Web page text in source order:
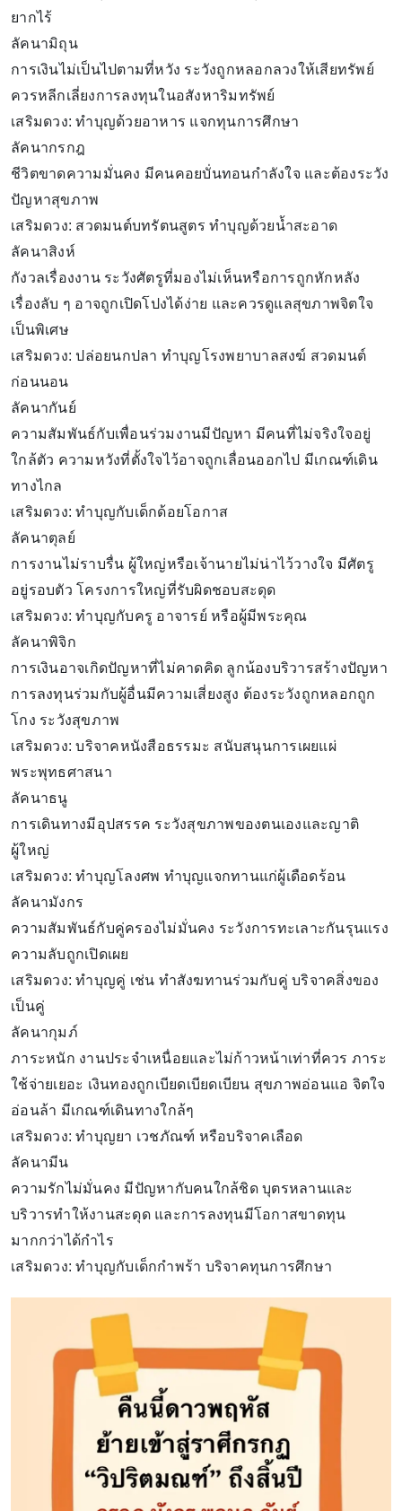
ยากไร้
ลัคนามิถุน
การเงินไม่เป็นไปตามที่หวัง ระวังถูกหลอกลวงให้เสียทรัพย์
ควรหลีกเลี่ยงการลงทุนในอสังหาริมทรัพย์
เสริมดวง: ทำบุญด้วยอาหาร แจกทุนการศึกษา
ลัคนากรกฎ
ชีวิตขาดความมั่นคง มีคนคอยบั่นทอนกำลังใจ และต้องระวัง
ปัญหาสุขภาพ
เสริมดวง: สวดมนต์บทรัตนสูตร ทำบุญด้วยน้ำสะอาด
ลัคนาสิงห์
กังวลเรื่องงาน ระวังศัตรูที่มองไม่เห็นหรือการถูกหักหลัง
เรื่องลับ ๆ อาจถูกเปิดโปงได้ง่าย และควรดูแลสุขภาพจิตใจ
เป็นพิเศษ
เสริมดวง: ปล่อยนกปลา ทำบุญโรงพยาบาลสงฆ์ สวดมนต์
ก่อนนอน
ลัคนากันย์
ความสัมพันธ์กับเพื่อนร่วมงานมีปัญหา มีคนที่ไม่จริงใจอยู่
ใกล้ตัว ความหวังที่ตั้งใจไว้อาจถูกเลื่อนออกไป มีเกณฑ์เดิน
ทางไกล
เสริมดวง: ทำบุญกับเด็กด้อยโอกาส
ลัคนาตุลย์
การงานไม่ราบรื่น ผู้ใหญ่หรือเจ้านายไม่น่าไว้วางใจ มีศัตรู
อยู่รอบตัว โครงการใหญ่ที่รับผิดชอบสะดุด
เสริมดวง: ทำบุญกับครู อาจารย์ หรือผู้มีพระคุณ
ลัคนาพิจิก
การเงินอาจเกิดปัญหาที่ไม่คาดคิด ลูกน้องบริวารสร้างปัญหา
การลงทุนร่วมกับผู้อื่นมีความเสี่ยงสูง ต้องระวังถูกหลอกถูก
โกง ระวังสุขภาพ
เสริมดวง: บริจาคหนังสือธรรมะ สนับสนุนการเผยแผ่
พระพุทธศาสนา
ลัคนาธนู
การเดินทางมีอุปสรรค ระวังสุขภาพของตนเองและญาติ
ผู้ใหญ่
เสริมดวง: ทำบุญโลงศพ ทำบุญแจกทานแก่ผู้เดือดร้อน
ลัคนามังกร
ความสัมพันธ์กับคู่ครองไม่มั่นคง ระวังการทะเลาะกันรุนแรง
ความลับถูกเปิดเผย
เสริมดวง: ทำบุญคู่ เช่น ทำสังฆทานร่วมกับคู่ บริจาคสิ่งของ
เป็นคู่
ลัคนากุมภ์
ภาระหนัก งานประจำเหนื่อยและไม่ก้าวหน้าเท่าที่ควร ภาระ
ใช้จ่ายเยอะ เงินทองถูกเบียดเบียดเบียน สุขภาพอ่อนแอ จิตใจ
อ่อนล้า มีเกณฑ์เดินทางใกล้ๆ
เสริมดวง: ทำบุญยา เวชภัณฑ์ หรือบริจาคเลือด
ลัคนามีน
ความรักไม่มั่นคง มีปัญหากับคนใกล้ชิด บุตรหลานและ
บริวารทำให้งานสะดุด และการลงทุนมีโอกาสขาดทุน
มากกว่าได้กำไร
เสริมดวง: ทำบุญกับเด็กกำพร้า บริจาคทุนการศึกษา